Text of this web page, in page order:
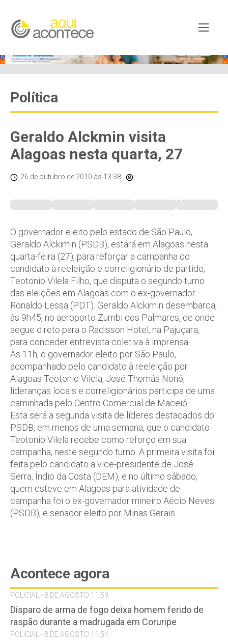
Política
Geraldo Alckmin visita
Alagoas nesta quarta, 27
26 de outubro de 2010 às 13:38
O governador eleito pelo estado de São Paulo,
Geraldo Alckimin (PSDB), estará em Alagoas nesta
quarta-feira (27), para reforçar a campanha do
candidato à reeleição e correligionário de partido,
Teotonio Vilela Filho, que disputa o segundo turno
das eleições em Alagoas com o ex-governador
Ronaldo Lessa (PDT). Geraldo Alckimin desembarca,
às 9h45, no aeroporto Zumbi dos Palmares, de onde
segue direto para o Radisson Hotel, na Pajuçara,
para conceder entrevista coletiva à imprensa.
Às 11h, o governador eleito por São Paulo,
acompanhado pelo candidato à reeleição por
Alagoas Teotonio Vilela, José Thomás Nonô,
lideranças locais e correligionários participa de uma
caminhada pelo Centro Comercial de Maceió.
Esta será a segunda visita de líderes destacados do
PSDB, em menos de uma semana, que o candidato
Teotonio Vilela recebe como reforço em sua
campanha, neste segundo turno. A primeira visita foi
feita pelo candidato a vice-presidente de José
Serra, Índio da Costa (DEM), e no último sábado,
quem esteve em Alagoas para atividade de
campanha foi o ex-governador mineiro Aécio Neves
(PSDB), e senador eleito por Minas Gerais.
Acontece agora
POLICIAL - 8 DE AGOSTO 11:59
Disparo de arma de fogo deixa homem ferido de
raspão durante a madrugada em Coruripe
POLICIAL - 8 DE AGOSTO 11:54